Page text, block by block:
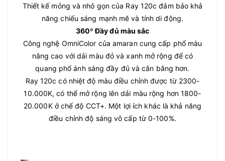
Thiết kế mỏng và nhỏ gọn của Ray 120c đảm bảo khả
năng chiếu sáng mạnh mẽ và tính di động.
360º Đầy đủ màu sắc
Công nghệ OmniColor của amaran cung cấp phổ màu
nâng cao với dải màu đỏ và xanh mở rộng để có
quang phổ ánh sáng đầy đủ và cân bằng hơn.
Ray 120c có nhiệt độ màu điều chỉnh được từ 2300-
10.000K, có thể mở rộng lên dải màu rộng hơn 1800-
20.000K ở chế độ CCT+. Một lợi ích khác là khả năng
điều chỉnh độ sáng vô cấp từ 0-100%.